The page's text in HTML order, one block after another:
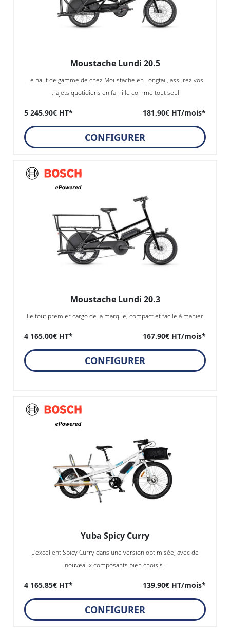
Moustache Lundi 20.5
Le haut de gamme de chez Moustache en Longtail, assurez vos
trajets quotidiens en famille comme tout seul
5 245.90€ HT* 181.90€ HT/mois*
CONFIGURER
Moustache Lundi 20.3
Le tout premier cargo de la marque, compact et facile à manier
4 165.00€ HT* 167.90€ HT/mois*
CONFIGURER
Yuba Spicy Curry
L'excellent Spicy Curry dans une version optimisée, avec de
nouveaux composants bien choisis !
4 165.85€ HT* 139.90€ HT/mois*
CONFIGURER